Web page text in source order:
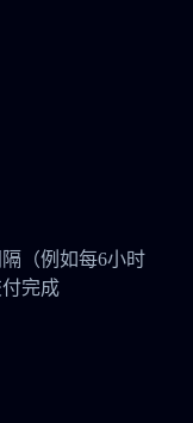
（例如每6小时
完成